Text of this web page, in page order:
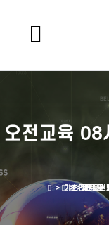
오전교육
> 교육원
> 기초안전보건
> 예약 및
> 안전보건
> 질문 및